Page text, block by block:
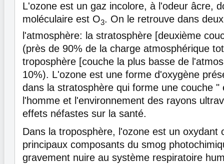
L'ozone est un gaz incolore, à l'odeur âcre,
moléculaire est O3. On le retrouve dans
l'atmosphère: la stratosphère [deuxième
(près de 90% de la charge atmosphérique
troposphère [couche la plus basse de
10%). L'ozone est une forme d'oxygène
dans la stratosphère qui forme une couche "
l'homme et l'environnement des rayons
effets néfastes sur la santé.
Dans la troposphère, l'ozone est un oxydant
principaux composants du smog
gravement nuire au système respiratoire